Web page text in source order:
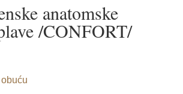
anatomske
/CONFORT/